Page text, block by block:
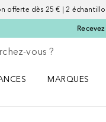
offerte dès 25 € | 2
MARQUES